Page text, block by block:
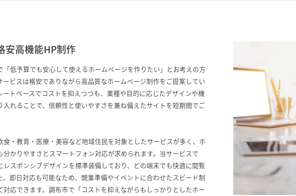
安高機能HP制作
「低予算でも安心して使えるホームページを作りたい」とお考えの方
ービスは格安でありながら高品質なホームページ制作をご提案してい
ートベースでコストを抑えつつも、業種や目的に応じたデザインや機
入れることで、信頼性と使いやすさを兼ね備えたサイトを短期間でご
食・教育・医療・美容など地域住民を対象としたサービスが多く、ホ
分かりやすさとスマートフォン対応が求められます。当サービスで
レスポンシブデザインを標準装備しており、どの端末でも快適に閲覧
、即日対応も可能なため、開業準備やイベントに合わせたスピード制
対応できます。調布市で「コストを抑えながらもしっかりとしたホー